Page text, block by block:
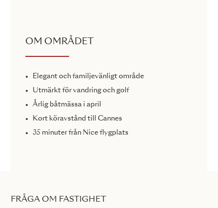
OM OMRÅDET
Elegant och familjevänligt område
Utmärkt för vandring och golf
Årlig båtmässa i april
Kort köravstånd till Cannes
35 minuter från Nice flygplats
FRÅGA OM FASTIGHET